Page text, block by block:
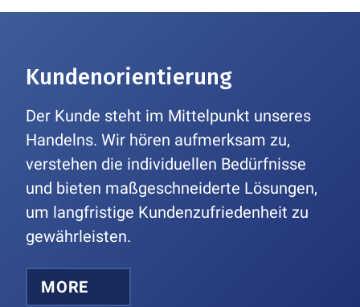
Kundenorientierung
Der Kunde steht im Mittelpunkt unseres
Handelns. Wir hören aufmerksam zu,
verstehen die individuellen Bedürfnisse
und bieten maßgeschneiderte Lösungen,
um langfristige Kundenzufriedenheit zu
gewährleisten.
MORE